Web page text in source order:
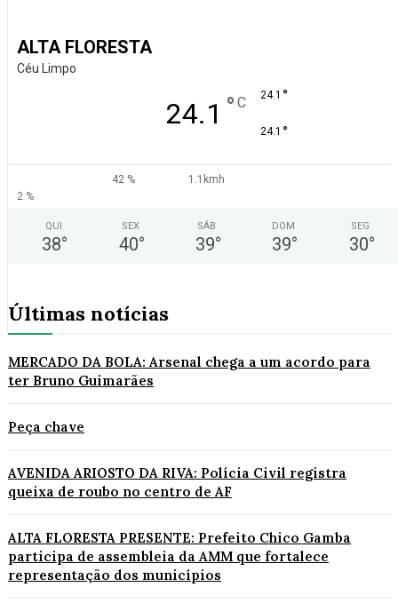
ALTA FLORESTA
Céu Limpo
24.1 ° C 24.1 °
24.1 °
42 %
1.1kmh
2 %
QUI
38°
SEX
40°
SÁB
39°
DOM
39°
SEG
30°
Últimas notícias
MERCADO DA BOLA: Arsenal chega a um acordo para
ter Bruno Guimarães
Peça chave
AVENIDA ARIOSTO DA RIVA: Polícia Civil registra
queixa de roubo no centro de AF
ALTA FLORESTA PRESENTE: Prefeito Chico Gamba
participa de assembleia da AMM que fortalece
representação dos municípios